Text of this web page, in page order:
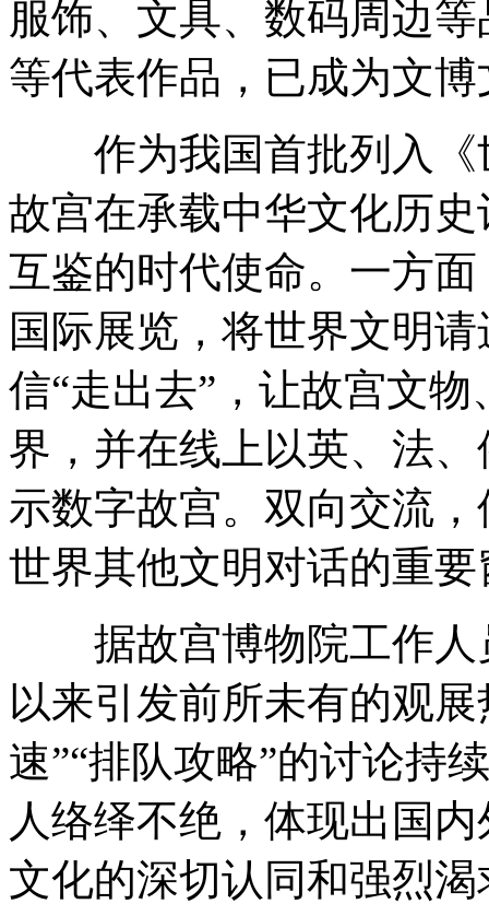
服饰、文具、数码周边
等代表作品，已成为文博
作为我国首批列入《
故宫在承载中华文化历
互鉴的时代使命。一方
国际展览，将世界文明
信“走出去”，让故宫文
界，并在线上以英、法
示数字故宫。双向交流
世界其他文明对话的重要
据故宫博物院工作人
以来引发前所未有的观
速”“排队攻略”的讨论持
人络绎不绝，体现出国
文化的深切认同和强烈渴